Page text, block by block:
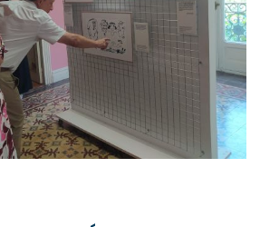
a Ángeles de